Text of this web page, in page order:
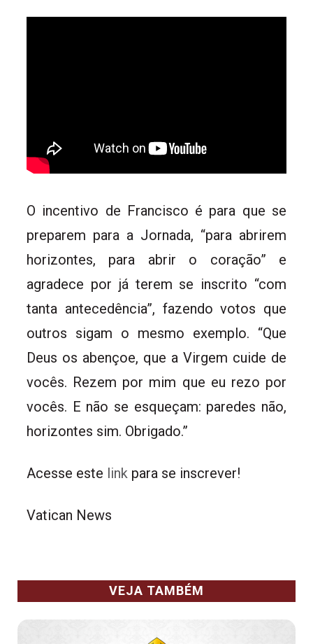
O incentivo de Francisco é para que se
preparem para a Jornada, “para abrirem
horizontes, para abrir o coração” e
agradece por já terem se inscrito “com
tanta antecedência”, fazendo votos que
outros sigam o mesmo exemplo. “Que
Deus os abençoe, que a Virgem cuide de
vocês. Rezem por mim que eu rezo por
vocês. E não se esqueçam: paredes não,
horizontes sim. Obrigado.”
Acesse este link para se inscrever!
Vatican News
VEJA TAMBÉM